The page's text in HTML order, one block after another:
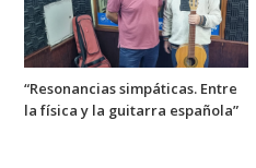
“Resonancias simpáticas. Entre
la física y la guitarra española”